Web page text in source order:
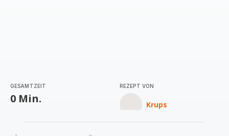
GESAMTZEIT
0 Min.
REZEPT VON
Krups